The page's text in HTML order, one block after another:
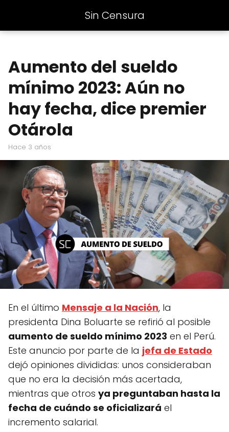
Sin Censura
Aumento del sueldo
mínimo 2023: Aún no
hay fecha, dice premier
Otárola
hace 3 años
En el último Mensaje a la Nación, la
presidenta Dina Boluarte se refirió al posible
aumento de sueldo mínimo 2023 en el Perú.
Este anuncio por parte de la jefa de Estado
dejó opiniones divididas: unos consideraban
que no era la decisión más acertada,
mientras que otros ya preguntaban hasta la
fecha de cuándo se oficializará el
incremento salarial.